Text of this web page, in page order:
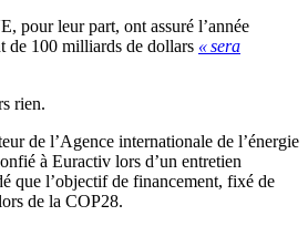
pour leur part, ont assuré l’année
de 100 milliards de dollars « sera
rien.
de l’Agence internationale de l’énergie
à Euractiv lors d’un entretien
que l’objectif de financement, fixé de
de la COP28.